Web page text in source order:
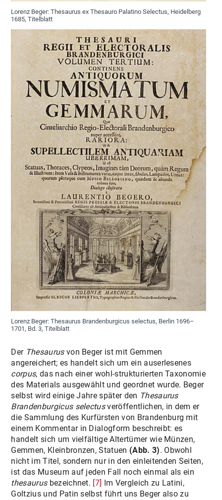
Lorenz Beger: Thesaurus ex Thesauro Palatino Selectus, Heidelberg
1685, Titelblatt
Lorenz Beger: Thesaurus Brandenburgicus selectus, Berlin 1696–
1701, Bd. 3, Titelblatt
Der Thesaurusvon Beger ist mit Gemmen
angereichert; es handelt sich um ein auserlesenes
corpus, das nach einer wohl-strukturierten Taxonomie
des Materials ausgewählt und geordnet wurde. Beger
selbst wird einige Jahre später den Thesaurus
Brandenburgicus selectusveröffentlichen, in dem er
die Sammlung des Kurfürsten von Brandenburg mit
einem Kommentar in Dialogform beschreibt: es
handelt sich um vielfältige Altertümer wie Münzen,
Gemmen, Kleinbronzen, Statuen (Abb. 3). Obwohl
nicht im Titel, sondern nur in den einleitenden Seiten,
ist das Museum auf jeden Fall noch einmal als ein
thesaurus bezeichnet. [7]
Im Vergleich zu Latini,
Goltzius und Patin selbst führt uns Beger also zu